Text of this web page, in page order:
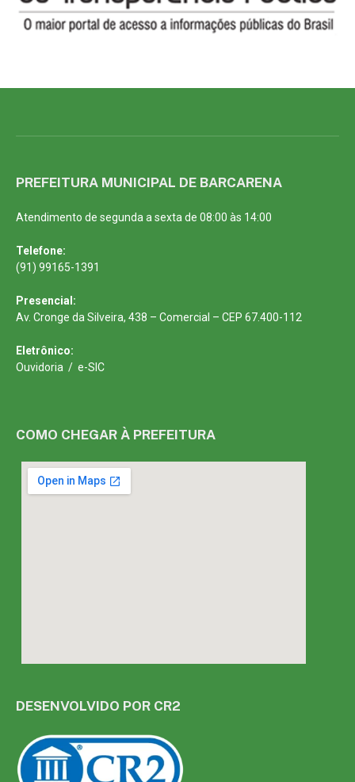
PREFEITURA MUNICIPAL DE BARCARENA
Atendimento de segunda a sexta de 08:00 às 14:00
Telefone:
(91) 99165-1391
Presencial:
Av. Cronge da Silveira, 438 – Comercial – CEP 67.400-112
Eletrônico:
Ouvidoria / e-SIC
COMO CHEGAR À PREFEITURA
DESENVOLVIDO POR CR2